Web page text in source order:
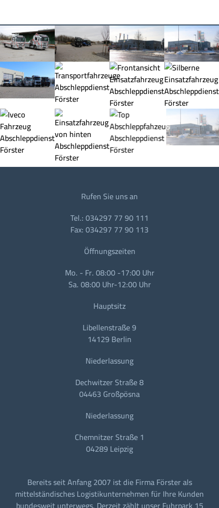
Rufen Sie uns an
Tel.: 034297 77 90 111
Fax: 034297 77 90 113
Öffnungszeiten
Mo. - Fr. 08:00 -17:00 Uhr
Sa. 08:00 Uhr-12:00 Uhr
Hauptsitz
Libellenstraße 9
14129 Berlin
Niederlassung
Dechwitzer Straße 8
04463 Großpösna
Niederlassung
Chemnitzer Straße 1
04289 Leipzig
Bereits seit Anfang 2007 ist die Firma Förster als
mittelständisches Logistikunternehmen für Ihre Kunden